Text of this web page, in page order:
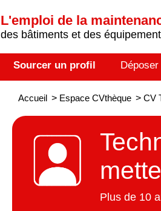
L'emploi de la
des bâtiments et des
Sourcer un profil
Accueil > Espace CVthèque > CV
Plus de 10